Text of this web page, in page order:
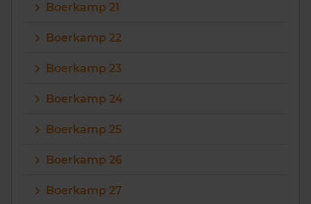
Boerkamp 21
Boerkamp 22
Boerkamp 23
Boerkamp 24
Boerkamp 25
Boerkamp 26
Boerkamp 27